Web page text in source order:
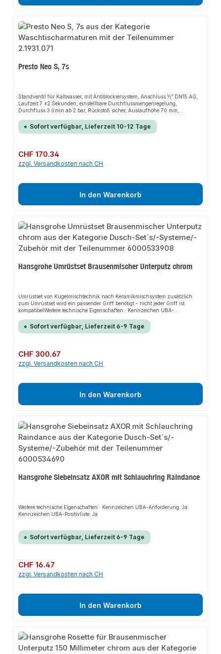
Presto Neo S, 7s
Standventil für Kaltwasser, mit Antiblockiersystem, Anschluss ½” DN15 AG,
Laufzeit 7 ±2 Sekunden, einstellbare Durchflussmengenregelung,
Durchfluss 3 l/min ab 2 bar, Rückstoß sicher, Auslaufhöhe 70 mm,
Sofort verfügbar, Lieferzeit 10-12 Tage
Regulärer Preis:
CHF 170.34
zzgl. Versandkosten nach CH
In den Warenkorb
Hansgrohe Umrüstset Brausenmischer Unterputz chrom
Umrüstset von Kugelmischtechnik nach Keramikmischsystem zusätzlich
zum Umrüstset wird ein passender Griff benötigt - nicht jeder Griff ist
kompatibelWeitere technische Eigenschaften:· Kennzeichen UBA-
Sofort verfügbar, Lieferzeit 6-9 Tage
Regulärer Preis:
CHF 300.67
zzgl. Versandkosten nach CH
In den Warenkorb
Hansgrohe Siebeinsatz AXOR mit Schlauchring Raindance
Weitere technische Eigenschaften:· Kennzeichen UBA-Anforderung: Ja·
Kennzeichen UBA-Positivliste: Ja
Sofort verfügbar, Lieferzeit 6-9 Tage
Regulärer Preis:
CHF 16.47
zzgl. Versandkosten nach CH
In den Warenkorb